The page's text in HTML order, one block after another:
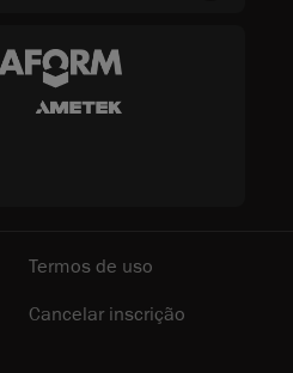
Termos de uso
Cancelar inscrição